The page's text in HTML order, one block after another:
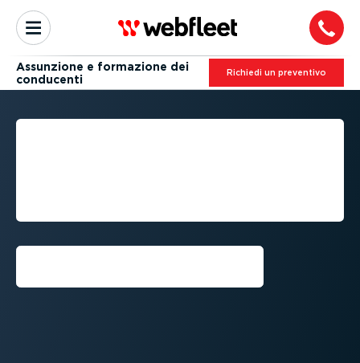
Assunzione e formazione dei
conducenti
Richiedi un preventivo
ASSUNZIONE E